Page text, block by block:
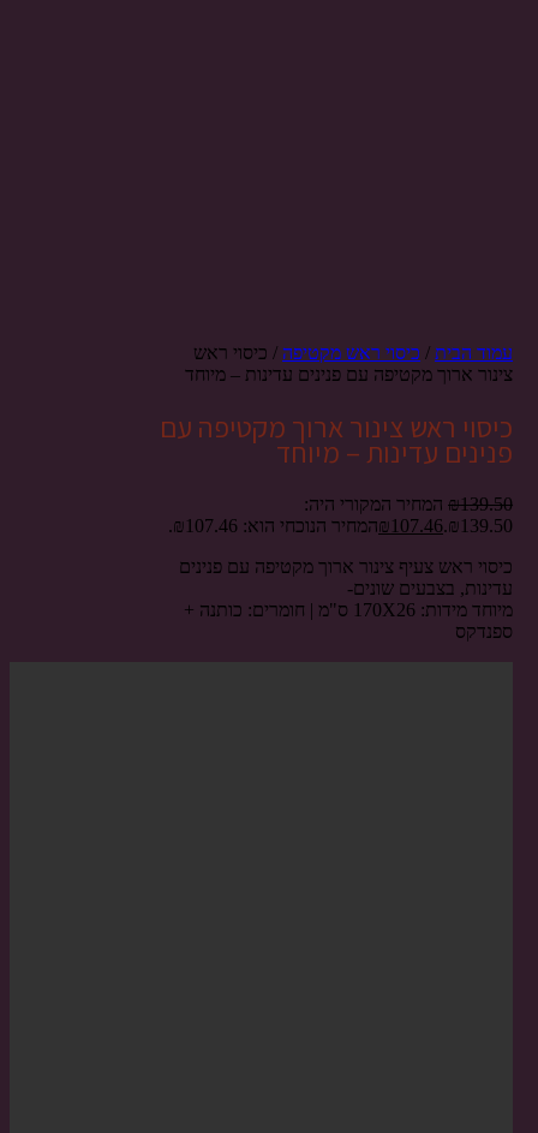
עמוד הבית/ כיסוי ראש מקטיפה/ כיסוי ראש
צינור ארוך מקטיפה עם פנינים עדינות – מיוחד
כיסוי ראש צינור ארוך מקטיפה עם
פנינים עדינות – מיוחד
₪139.50
המחיר המקורי היה:
₪139.50.
₪107.46
המחיר הנוכחי הוא: ₪107.46.
כיסוי ראש צעיף צינור ארוך מקטיפה עם פנינים
עדינות, בצבעים שונים-
מיוחד מידות: 170X26 ס"מ | חומרים: כותנה +
ספנדקס